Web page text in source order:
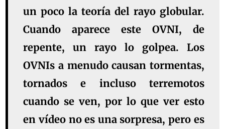
un poco la teoría del rayo globular.
Cuando aparece este OVNI, de
repente, un rayo lo golpea. Los
OVNIs a menudo causan tormentas,
tornados e incluso terremotos
cuando se ven, por lo que ver esto
en vídeo no es una sorpresa, pero es